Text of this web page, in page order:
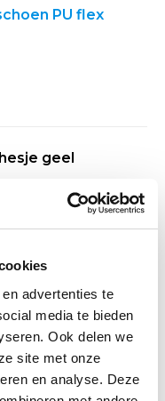
advertenties te
media te bieden
Ook delen we
site met onze
en analyse. Deze
PU flex
geel
TIP!